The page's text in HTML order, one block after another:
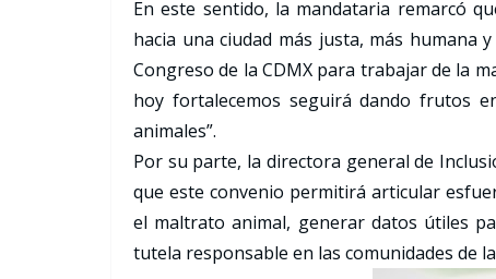
En este sentido, la mandataria remarcó
hacia una ciudad más justa, más humana
Congreso de la CDMX para trabajar de la
hoy fortalecemos seguirá dando frutos
animales”.
Por su parte, la directora general de
que este convenio permitirá articular
el maltrato animal, generar datos útiles
tutela responsable en las comunidades de